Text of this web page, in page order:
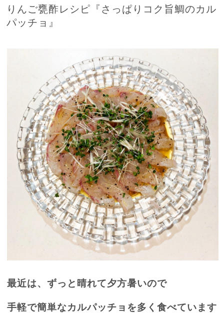
りんご甕酢レシピ『さっぱりコク旨鯛のカル
パッチョ』
最近は、ずっと晴れて夕方暑いので
手軽で簡単なカルパッチョを多く食べています